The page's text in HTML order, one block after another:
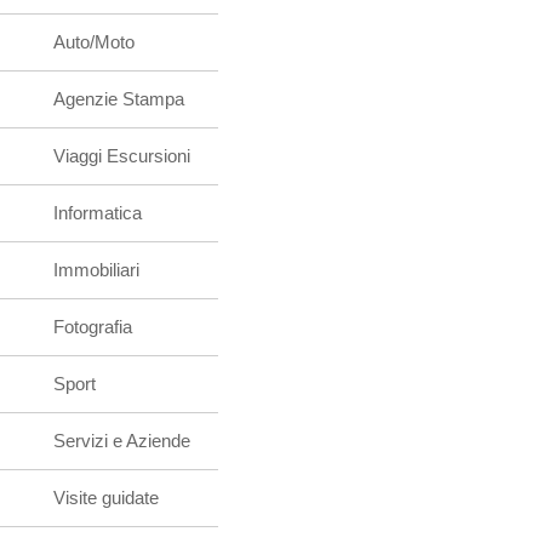
Auto/Moto
Agenzie Stampa
Viaggi Escursioni
Informatica
Immobiliari
Fotografia
Sport
Servizi e Aziende
Visite guidate